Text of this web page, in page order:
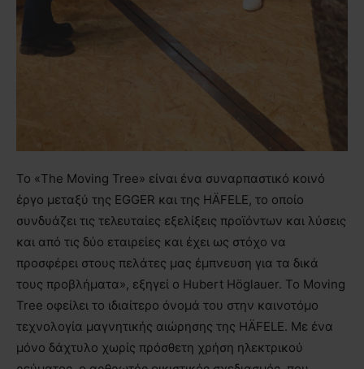
Το «The Moving Tree» είναι ένα συναρπαστικό κοινό
έργο μεταξύ της EGGER και της HÄFELE, το οποίο
συνδυάζει τις τελευταίες εξελίξεις προϊόντων και λύσεις
και από τις δύο εταιρείες και έχει ως στόχο να
προσφέρει στους πελάτες μας έμπνευση για τα δικά
τους προβλήματα», εξηγεί ο Hubert Höglauer. Το Moving
Tree οφείλει το ιδιαίτερο όνομά του στην καινοτόμο
τεχνολογία μαγνητικής αιώρησης της HÄFELE. Με ένα
μόνο δάχτυλο χωρίς πρόσθετη χρήση ηλεκτρικού